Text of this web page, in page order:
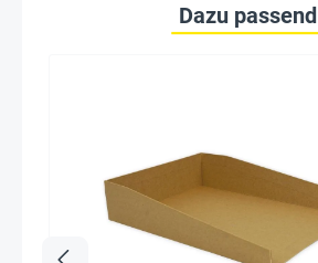
Dazu passend